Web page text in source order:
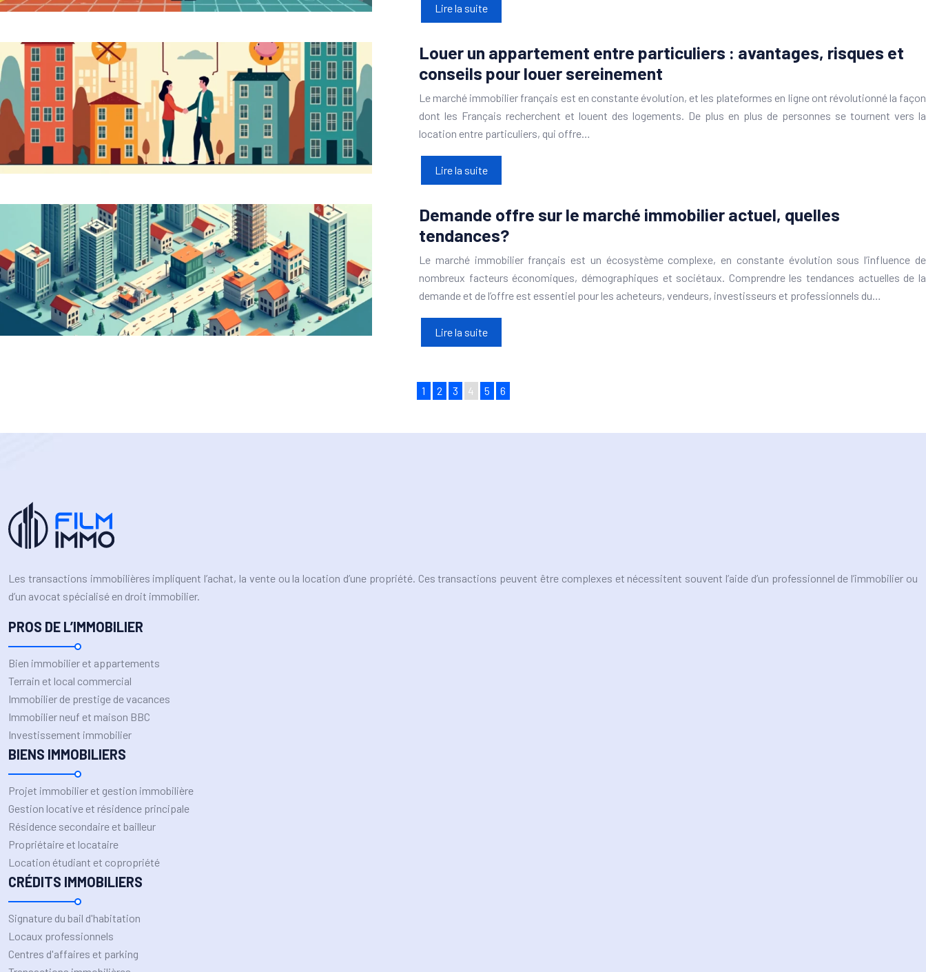
Lire la suite
Louer un appartement entre particuliers : avantages, risques et
conseils pour louer sereinement
Le marché immobilier français est en constante évolution, et les plateformes en ligne ont révolutionné la façon
dont les Français recherchent et louent des logements. De plus en plus de personnes se tournent vers la
location entre particuliers, qui offre…
Lire la suite
Demande offre sur le marché immobilier actuel, quelles
tendances?
Le marché immobilier français est un écosystème complexe, en constante évolution sous l’influence de
nombreux facteurs économiques, démographiques et sociétaux. Comprendre les tendances actuelles de la
demande et de l’offre est essentiel pour les acheteurs, vendeurs, investisseurs et professionnels du…
Lire la suite
1 2 3 4 5 6
Les transactions immobilières impliquent l’achat, la vente ou la location d’une propriété. Ces transactions peuvent être complexes et nécessitent souvent l’aide d’un professionnel de l’immobilier ou
d’un avocat spécialisé en droit immobilier.
PROS DE L’IMMOBILIER
Bien immobilier et appartements
Terrain et local commercial
Immobilier de prestige de vacances
Immobilier neuf et maison BBC
Investissement immobilier
BIENS IMMOBILIERS
Projet immobilier et gestion immobilière
Gestion locative et résidence principale
Résidence secondaire et bailleur
Propriétaire et locataire
Location étudiant et copropriété
CRÉDITS IMMOBILIERS
Signature du bail d'habitation
Locaux professionnels
Centres d'affaires et parking